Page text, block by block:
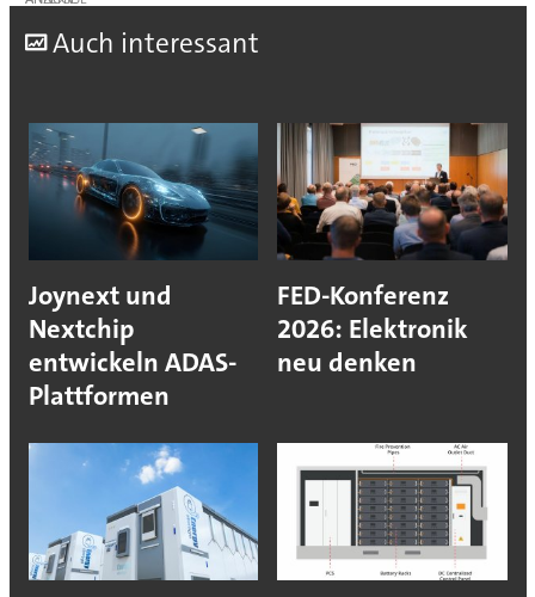
Auch interessant
Joynext und
Nextchip
entwickeln ADAS-
Plattformen
FED-Konferenz
2026: Elektronik
neu denken